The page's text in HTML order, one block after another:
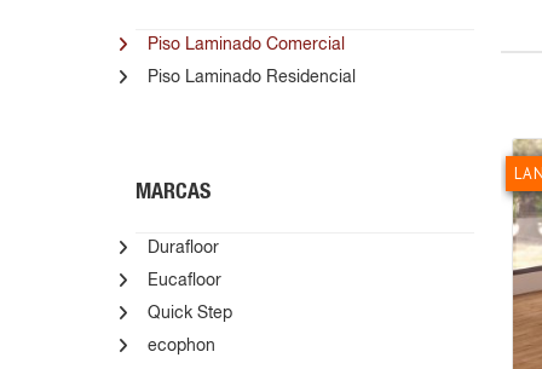
Piso Laminado Comercial
Piso Laminado Residencial
MARCAS
Durafloor
Eucafloor
Quick Step
ecophon